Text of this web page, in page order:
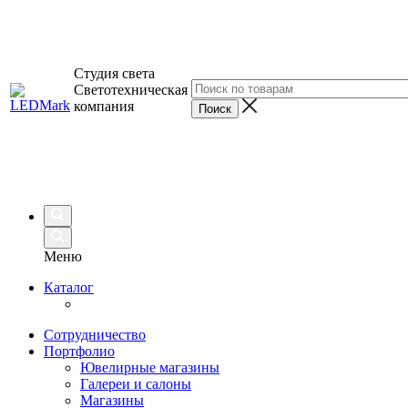
Студия света
Светотехническая
компания
Меню
Каталог
Сотрудничество
Портфолио
Ювелирные магазины
Галереи и салоны
Магазины